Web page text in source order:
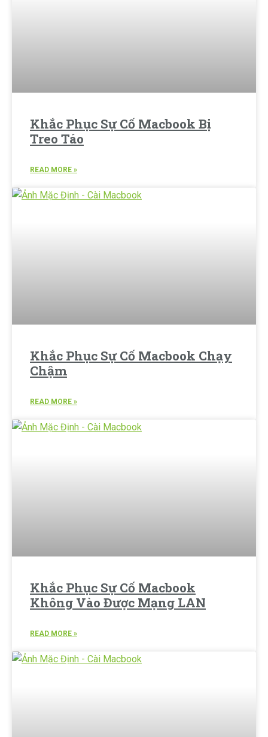
Khắc Phục Sự Cố Macbook Bị
Treo Táo
READ MORE »
Khắc Phục Sự Cố Macbook Chạy
Chậm
READ MORE »
Khắc Phục Sự Cố Macbook
Không Vào Được Mạng LAN
READ MORE »